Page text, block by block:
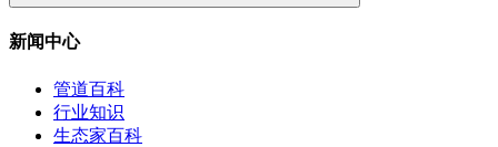
新闻中心
管道百科
行业知识
生态家百科